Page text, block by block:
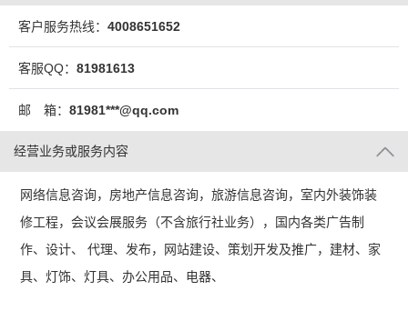
客户服务热线： 4008651652
客服QQ： 81981613
邮 箱： 81981***@qq.com
经营业务或服务内容
网络信息咨询，房地产信息咨询，旅游信息咨询，室内外装饰装
修工程，会议会展服务（不含旅行社业务），国内各类广告制
作、设计、 代理、发布，网站建设、策划开发及推广，建材、家
具、灯饰、灯具、办公用品、电器、